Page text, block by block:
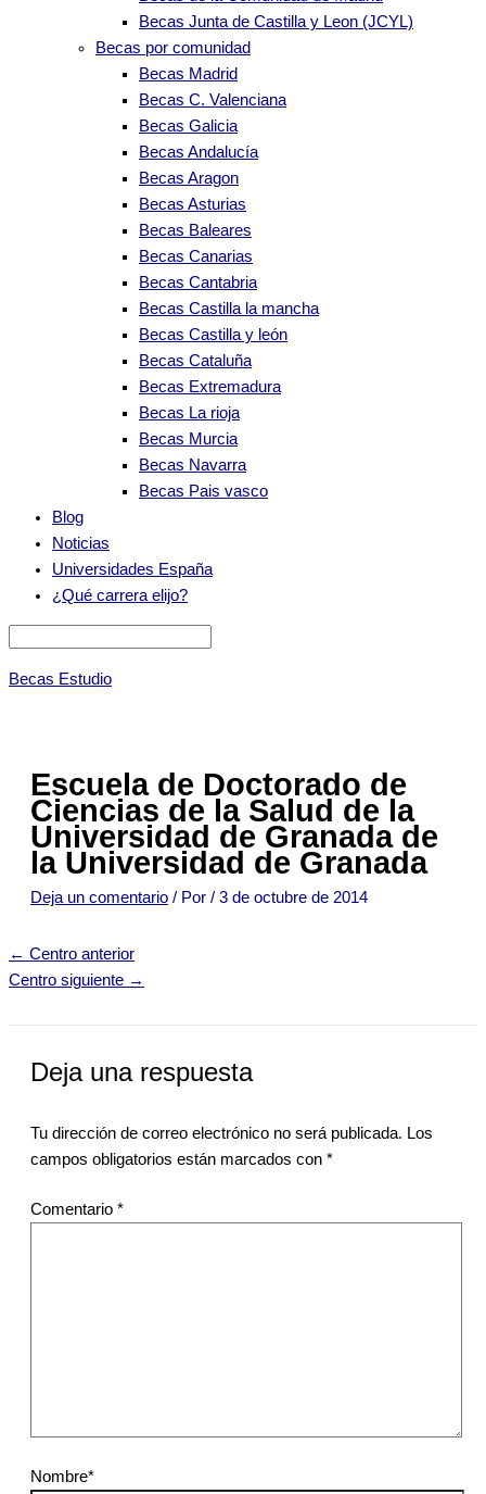
Becas Junta de Castilla y Leon (JCYL)
Becas por comunidad
Becas Madrid
Becas C. Valenciana
Becas Galicia
Becas Andalucía
Becas Aragon
Becas Asturias
Becas Baleares
Becas Canarias
Becas Cantabria
Becas Castilla la mancha
Becas Castilla y león
Becas Cataluña
Becas Extremadura
Becas La rioja
Becas Murcia
Becas Navarra
Becas Pais vasco
Blog
Noticias
Universidades España
¿Qué carrera elijo?
Becas Estudio
Escuela de Doctorado de
Ciencias de la Salud de la
Universidad de Granada de
la Universidad de Granada
Deja un comentario / Por / 3 de octubre de 2014
← Centro anterior
Centro siguiente →
Deja una respuesta
Tu dirección de correo electrónico no será publicada. Los
campos obligatorios están marcados con *
Comentario *
Nombre*